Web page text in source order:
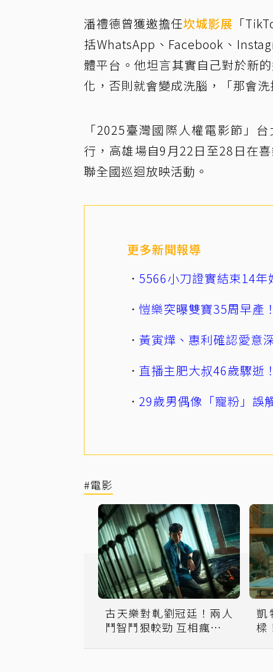
潘禮德曾獲邀擔任坎城影展 「
括WhatsApp、Facebook、
體平台。他坦言其實自己對於新
化，否則就會變成洗腦，「那會洗
「2025臺灣國際人權電影節」
行，高雄場自9月22日至28日在
聯全國巡迴放映活動。
更多新聞報導
5566小刀證實結束14
愷樂突曝雙寶35周早產
黃寅燁、惠利確認愛意
直播主肥大叔46歲驟逝
29歲男偶像「寵粉」誤
#電影
古天樂對軋劉冠廷！兩人
鬥智鬥狠較勁 互相瘋狂大
凱
樑